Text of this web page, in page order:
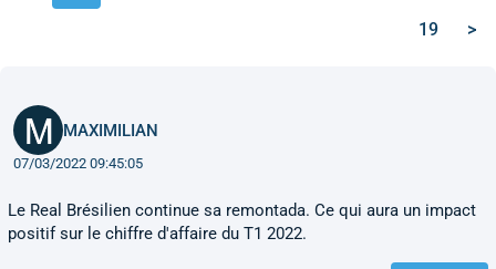
19
>
MAXIMILIAN
07/03/2022 09:45:05
Le Real Brésilien continue sa remontada. Ce qui aura un impact
positif sur le chiffre d'affaire du T1 2022.